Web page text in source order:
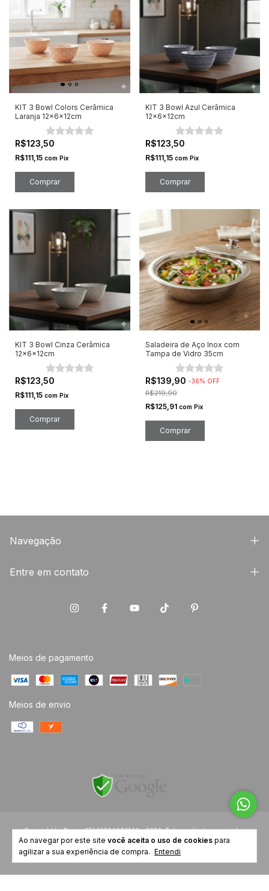
Ao navegar por este site você aceita o uso de cookies para
agilizar a sua experiência de compra. Entendi
KIT 3 Bowl Colors Cerâmica
Laranja 12x6x12cm
R$123,50
R$111,15 com Pix
KIT 3 Bowl Azul Cerâmica
12x6x12cm
R$123,50
R$111,15 com Pix
KIT 3 Bowl Cinza Cerâmica
12x6x12cm
R$123,50
R$111,15 com Pix
Saladeira de Aço Inox com
Tampa de Vidro 35cm
R$139,90 -36% OFF
R$219,90
R$125,91 com Pix
Navegação
Entre em contato
Meios de pagamento
Meios de envio
Copyright Le Casa - 37449304000140 - 2026. Todos os direitos reservados.